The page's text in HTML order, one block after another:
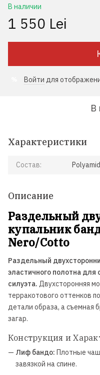
В наличии
1 550 Lei
Войти для
В
Характеристики
Состав:
Описание
Раздельный
купальник
Nero/Cotto
Раздельный
эластичного полотна
силуэта. Двухсторонняя
терракотового оттенков
детали образа, а съемная
загар.
Конструкция и
— Лиф бандо: Плотные
завязкой на спине.